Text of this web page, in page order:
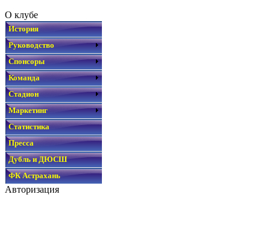
О клубе
История
Руководство
Спонсоры
Команда
Стадион
Маркетинг
Статистика
Пресса
Дубль и ДЮСШ
ФК Астрахань
Авторизация